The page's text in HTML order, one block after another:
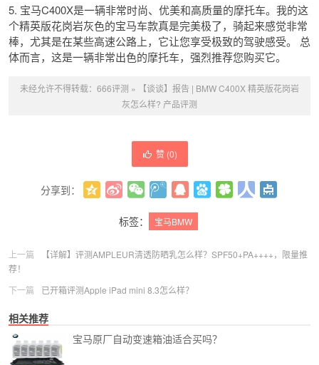
5. 宝马C400X是一辆非常时尚、优美和高质量的摩托车。我的这
个精英版花岗岩灰色的宝马车款真是完美极了，骑起来感觉非常
棒，尤其是在某些高速公路上，它让您享受极致的驾驶感受。 总
体而言，这是一辆非常出色的摩托车，强烈推荐您购买它。
未经允许不得转载： 666评测 »
【谈谈】报告 | BMW C400X 精英版花岗岩
灰怎么样? 产品评测
赞 (0)
分享到：
标签：
宝马BMW
上一篇
【详解】评测AMPLEUR清透防晒乳怎么样？SPF50+PA++++，限量推
荐！
下一篇
已开箱评测Apple iPad mini 8.3怎么样？
相关推荐
宝马原厂自动变速箱油适合买吗？